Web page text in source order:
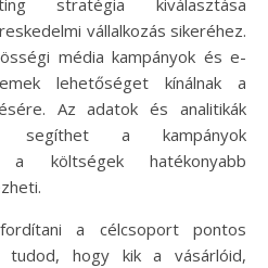
stratégia kiválasztása
vállalkozás sikeréhez.
média kampányok és e-
lehetőséget kínálnak a
Az adatok és analitikák
segíthet a kampányok
a költségek hatékonyabb
a célcsoport pontos
tudod, hogy kik a vásárlóid,